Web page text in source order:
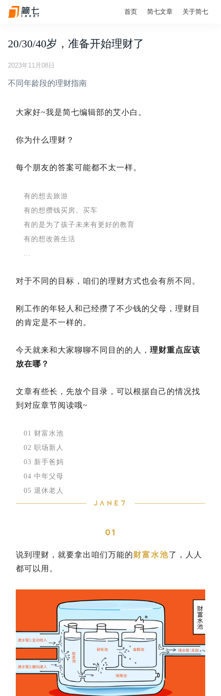
首页 简七文章 关于简七
20/30/40岁，准备开始理财了
2023年11月08日
不同年龄段的理财指南
大家好~我是简七编辑部的艾小白。
你为什么理财？
每个朋友的答案可能都不太一样。
有的想去旅游
有的想攒钱买房、买车
有的是为了孩子未来有更好的教育
有的想改善生活
...
对于不同的目标，咱们的理财方式也会有所不同。
刚工作的年轻人和已经攒了不少钱的父母，理财目
的肯定是不一样的。
今天就来和大家聊聊不同目的的人， 理财重点应该
放在哪？
文章有些长，先放个目录，可以根据自己的情况找
到对应章节阅读哦~
01 财富水池
02 职场新人
03 新手爸妈
04 中年父母
05 退休老人
01
说到理财，就要拿出咱们万能的财富水池了，人人
都可以用。